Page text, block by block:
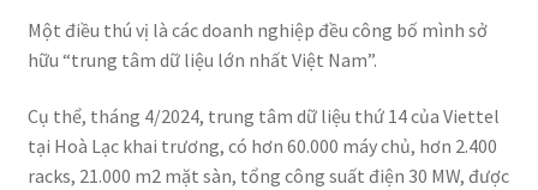
Một điều thú vị là các doanh nghiệp đều công bố mình sở
hữu “trung tâm dữ liệu lớn nhất Việt Nam”.
Cụ thể, tháng 4/2024, trung tâm dữ liệu thứ 14 của Viettel
tại Hoà Lạc khai trương, có hơn 60.000 máy chủ, hơn 2.400
racks, 21.000 m2 mặt sàn, tổng công suất điện 30 MW, được